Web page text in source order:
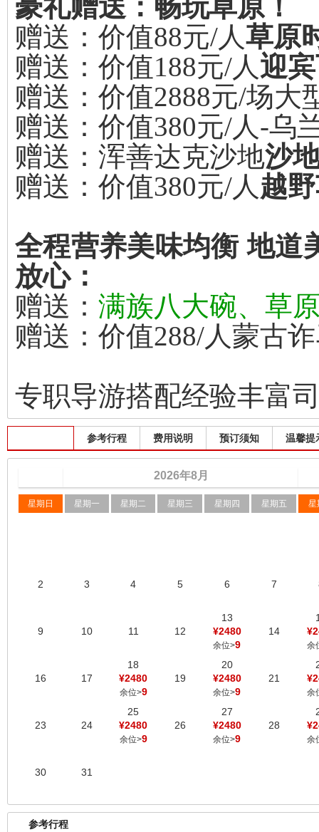
豪礼赠送：畅玩草原！
赠送：价值88元/人草原
赠送：价值188元/人迎
赠送：价值2888元/场大
赠送：价值380元/人-乌
赠送：浑善达克沙地沙
赠送：价值380元/人 越
全程营养美味均衡 地道
放心：
赠送： 满族八大碗、草
赠送：价值288/人蒙古
专职导游搭配经验丰富
参考行程 费用说明 预订须知 温馨提
2026年8月
星期日 星期一 星期二 星期三 星期四 星期五 星
2 3 4 5 6 7
9 10 11 12
13
¥2480
余位>9
14
余
16 17
18
¥2480
余位>9
19
20
¥2480
余位>9
21
余
23 24
25
¥2480
余位>9
26
27
¥2480
余位>9
28
余
30 31
参考行程